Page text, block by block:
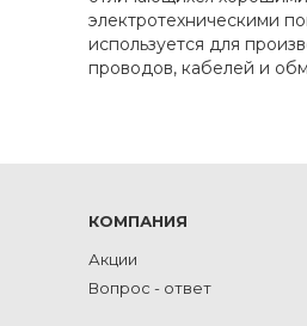
электротехническими
используется для
проводов, кабелей и
КОМПАНИЯ
Акции
Вопрос - ответ